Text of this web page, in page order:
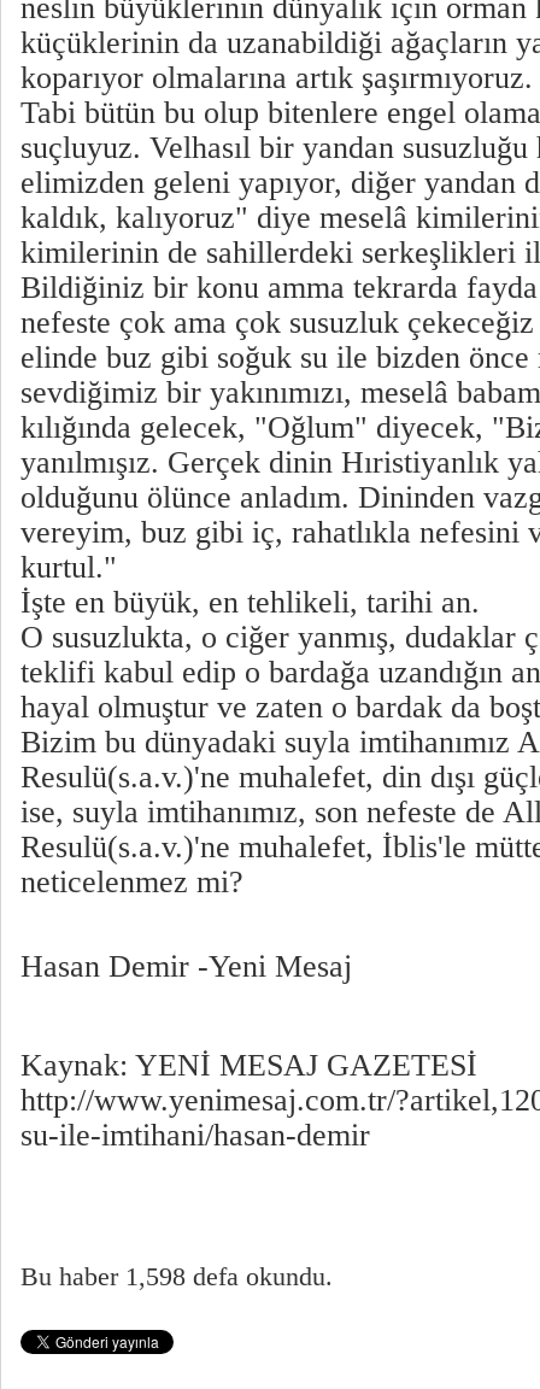
neslin büyüklerinin dünyalık için orman
küçüklerinin da uzanabildiği ağaçların
koparıyor olmalarına artık şaşırmıyoruz.
Tabi bütün bu olup bitenlere engel
suçluyuz. Velhasıl bir yandan
elimizden geleni yapıyor, diğer yandan
kaldık, kalıyoruz" diye meselâ
kimilerinin de sahillerdeki serkeşlikleri
Bildiğiniz bir konu amma tekrarda
nefeste çok ama çok susuzluk
elinde buz gibi soğuk su ile bizden
sevdiğimiz bir yakınımızı, meselâ
kılığında gelecek, "Oğlum" diyecek,
yanılmışız. Gerçek dinin Hıristiyanlık
olduğunu ölünce anladım. Dininden
vereyim, buz gibi iç, rahatlıkla nefesini
kurtul."
İşte en büyük, en tehlikeli, tarihi an.
O susuzlukta, o ciğer yanmış, dudaklar
teklifi kabul edip o bardağa uzandığın
hayal olmuştur ve zaten o bardak da
Bizim bu dünyadaki suyla imtihanımız
Resulü(s.a.v.)'ne muhalefet, din dışı
ise, suyla imtihanımız, son nefeste de
Resulü(s.a.v.)'ne muhalefet, İblis'le
neticelenmez mi?
Hasan Demir -Yeni Mesaj
Kaynak: YENİ MESAJ GAZETESİ
http://www.yenimesaj.com.tr/
su-ile-imtihani/hasan-demir
Bu haber 1,598 defa okundu.